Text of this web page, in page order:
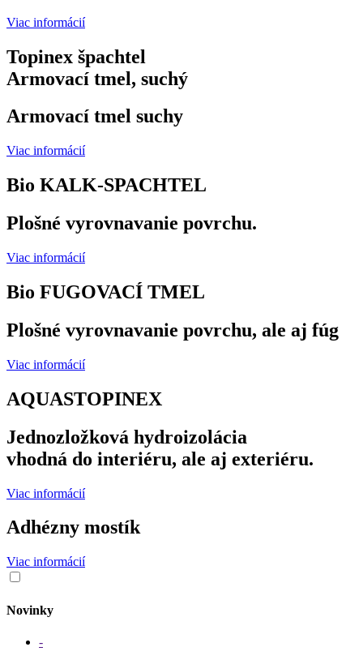
Viac informácií
Topinex špachtel
Armovací tmel, suchý
Armovací tmel suchy
Viac informácií
Bio KALK-SPACHTEL
Plošné vyrovnavanie povrchu.
Viac informácií
Bio FUGOVACÍ TMEL
Plošné vyrovnavanie povrchu, ale aj fúg
Viac informácií
AQUASTOPINEX
Jednozložková hydroizolácia
vhodná do interiéru, ale aj exteriéru.
Viac informácií
Adhézny mostík
Viac informácií
Novinky
-